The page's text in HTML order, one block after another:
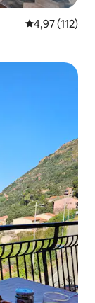
Évaluation
4,97 (112)